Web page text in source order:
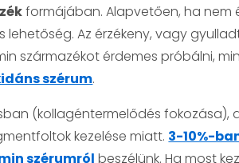
formájában. Alapvetően, ha nem
Az érzékeny, vagy
származékot érdemes próbálni,
szérum.
(kollagéntermelődés fokozása),
kezelése miatt. 3-10%-
szérumról beszélünk. Ha most